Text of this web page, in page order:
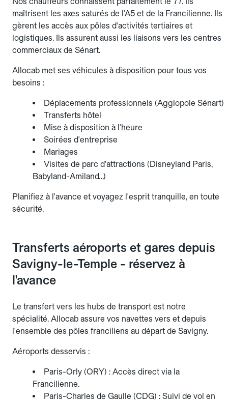
maîtrisent les axes saturés de l'A5 et de la Francilienne. Ils
gèrent les accès aux pôles d'activités tertiaires et
logistiques. Ils assurent aussi les liaisons vers les centres
commerciaux de Sénart.
Allocab met ses véhicules à disposition pour tous vos
besoins :
Déplacements professionnels (Agglopole Sénart)
Transferts hôtel
Mise à disposition à l'heure
Soirées d'entreprise
Mariages
Visites de parc d'attractions (Disneyland Paris,
Babyland-Amiland…)
Planifiez à l'avance et voyagez l'esprit tranquille, en toute
sécurité.
Transferts aéroports et gares depuis
Savigny-le-Temple - réservez à
l'avance
Le transfert vers les hubs de transport est notre
spécialité. Allocab assure vos navettes vers et depuis
l'ensemble des pôles franciliens au départ de Savigny.
Aéroports desservis :
Paris-Orly (ORY) : Accès direct via la
Francilienne.
Paris-Charles de Gaulle (CDG) : Suivi de vol en